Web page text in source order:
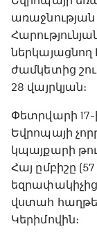
առաջնության
ժամկետից
28 վայրկյան։
Փետրվարի 17-
Եվրոպայի
կպայքարի
Հայ ըմբիշը
վստահ
Կերիմովին։